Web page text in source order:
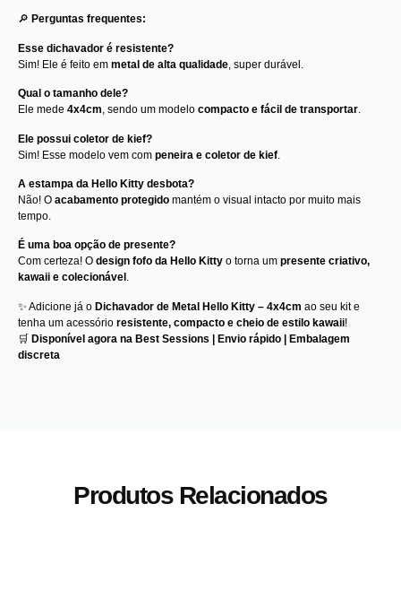
🔎 Perguntas frequentes:
Esse dichavador é resistente?
Sim! Ele é feito em metal de alta qualidade , super durável.
Qual o tamanho dele?
Ele mede 4x4cm, sendo um modelo compacto e fácil de transportar.
Ele possui coletor de kief?
Sim! Esse modelo vem com peneira e coletor de kief
A estampa da Hello Kitty desbota?
Não! O acabamento protegido mantém o visual intacto por muito mais
tempo.
É uma boa opção de presente?
Com certeza! O design fofo da Hello Kitty o torna um presente criativo,
kawaii e colecionável .
✨ Adicione já o Dichavador de Metal Hello Kitty – 4x4cm ao seu kit e
tenha um acessório resistente, compacto e cheio de estilo kawaii!
🛒 Disponível agora na Best Sessions | Envio rápido | Embalagem
discreta
Produtos Relacionados